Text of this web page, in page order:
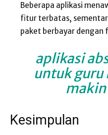
Beberapa aplikasi
fitur terbatas,
paket berbayar dengan
aplikasi
untuk guru
Kesimpulan